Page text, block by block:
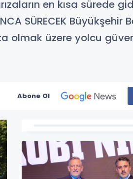
en kısa sürede
SÜRECEK Büyükşehir
olmak üzere yolcu
Abone Ol